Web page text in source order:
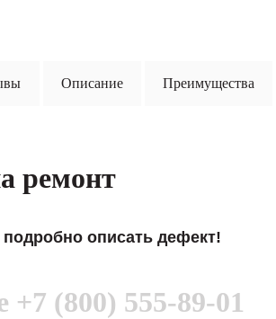
Описание Преимущества
ремонт
подробно описать дефект!
+7 (800) 555-89-01